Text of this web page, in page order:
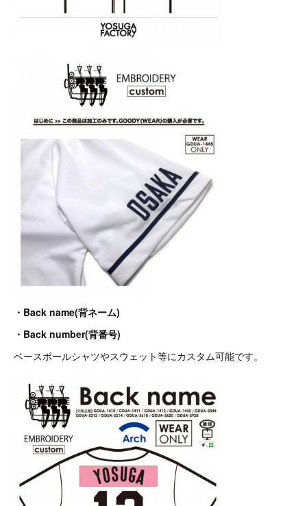
・Back name(背ネーム)
・Back number(背番号)
ベースボールシャツやスウェット等にカスタム可能です。